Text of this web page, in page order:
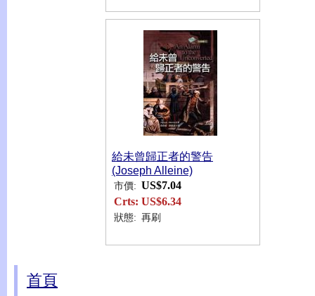
給未曾歸正者的警告
(Joseph Alleine)
市價: US$7.04
Crts: US$6.34
狀態: 再刷
首頁